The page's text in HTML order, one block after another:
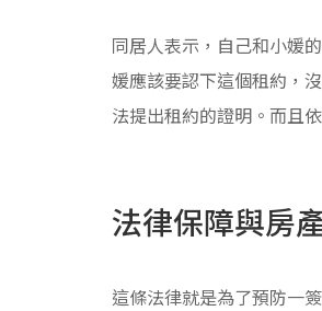
同居人表示，自己和小媛
媛應該要認下這個租約，
法提出租約的證明。而且
法律保障與房
這條法律就是為了預防一